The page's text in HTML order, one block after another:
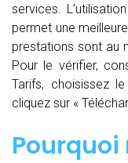
services.
permet une
prestations sont au
Pour le vérifier,
Tarifs, choisissez
cliquez sur «
Pourquoi